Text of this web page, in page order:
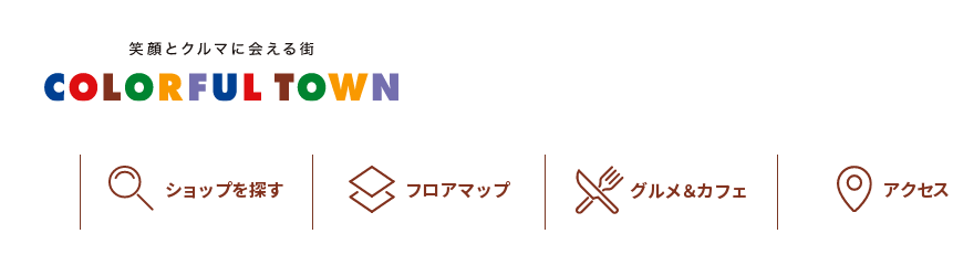
ショップを探す フロアマップ グルメ＆カフェ アクセス